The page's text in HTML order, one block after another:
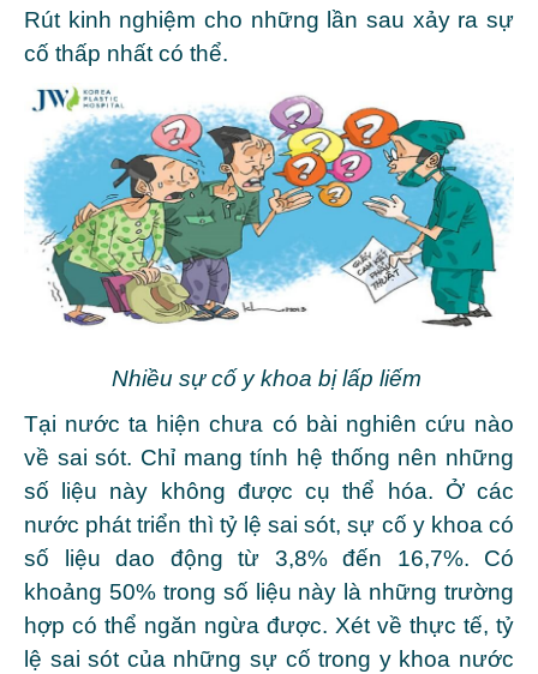
Rút kinh nghiệm cho những lần sau xảy ra sự
cố thấp nhất có thể.
Nhiều sự cố y khoa bị lấp liếm
Tại nước ta hiện chưa có bài nghiên cứu nào
về sai sót. Chỉ mang tính hệ thống nên những
số liệu này không được cụ thể hóa. Ở các
nước phát triển thì tỷ lệ sai sót, sự cố y khoa có
số liệu dao động từ 3,8% đến 16,7%. Có
khoảng 50% trong số liệu này là những trường
hợp có thể ngăn ngừa được. Xét về thực tế, tỷ
lệ sai sót của những sự cố trong y khoa nước